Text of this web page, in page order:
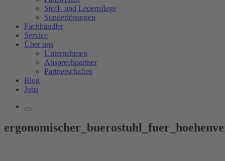
Stoff- und Lederpflege
Sonderlösungen
Fachhändler
Service
Über uns
Unternehmen
Ansprechpartner
Partnerschaften
Blog
Jobs